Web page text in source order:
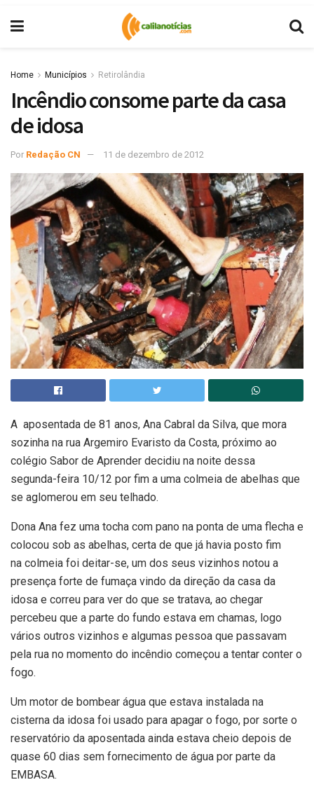
Home Municípios Retirolândia
Incêndio consome parte da casa
de idosa
Por Redação CN 11 de dezembro de 2012
A aposentada de 81 anos, Ana Cabral da Silva, que mora
sozinha na rua Argemiro Evaristo da Costa, próximo ao
colégio Sabor de Aprender decidiu na noite dessa
segunda-feira 10/12 por fim a uma colmeia de abelhas que
se aglomerou em seu telhado.
Dona Ana fez uma tocha com pano na ponta de uma flecha e
colocou sob as abelhas, certa de que já havia posto fim
na colmeia foi deitar-se, um dos seus vizinhos notou a
presença forte de fumaça vindo da direção da casa da
idosa e correu para ver do que se tratava, ao chegar
percebeu que a parte do fundo estava em chamas, logo
vários outros vizinhos e algumas pessoa que passavam
pela rua no momento do incêndio começou a tentar conter o
fogo.
Um motor de bombear água que estava instalada na
cisterna da idosa foi usado para apagar o fogo, por sorte o
reservatório da aposentada ainda estava cheio depois de
quase 60 dias sem fornecimento de água por parte da
EMBASA.